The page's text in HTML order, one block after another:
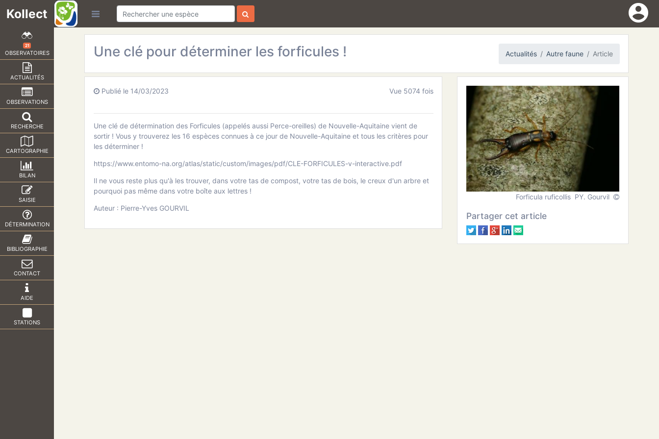
account_circle
Kollect
21
OBSERVATOIRES
ACTUALITÉS
OBSERVATIONS
RECHERCHE
CARTOGRAPHIE
BILAN
SAISIE
DÉTERMINATION
BIBLIOGRAPHIE
CONTACT
AIDE
STATIONS
Une clé pour déterminer les forficules ! Actualités Autre faune Article
Publié le 14/03/2023 Vue 5074 fois
Une clé de détermination des Forficules (appelés aussi Perce-oreilles) de Nouvelle-Aquitaine vient de
sortir ! Vous y trouverez les 16 espèces connues à ce jour de Nouvelle-Aquitaine et tous les critères pour
les déterminer !
https://www.entomo-na.org/atlas/static/custom/images/pdf/CLE-FORFICULES-v-interactive.pdf
Il ne vous reste plus qu'à les trouver, dans votre tas de compost, votre tas de bois, le creux d'un arbre et
pourquoi pas même dans votre boîte aux lettres !
Auteur : Pierre-Yves GOURVIL
Forficula ruficollis PY. Gourvil
Partager cet article